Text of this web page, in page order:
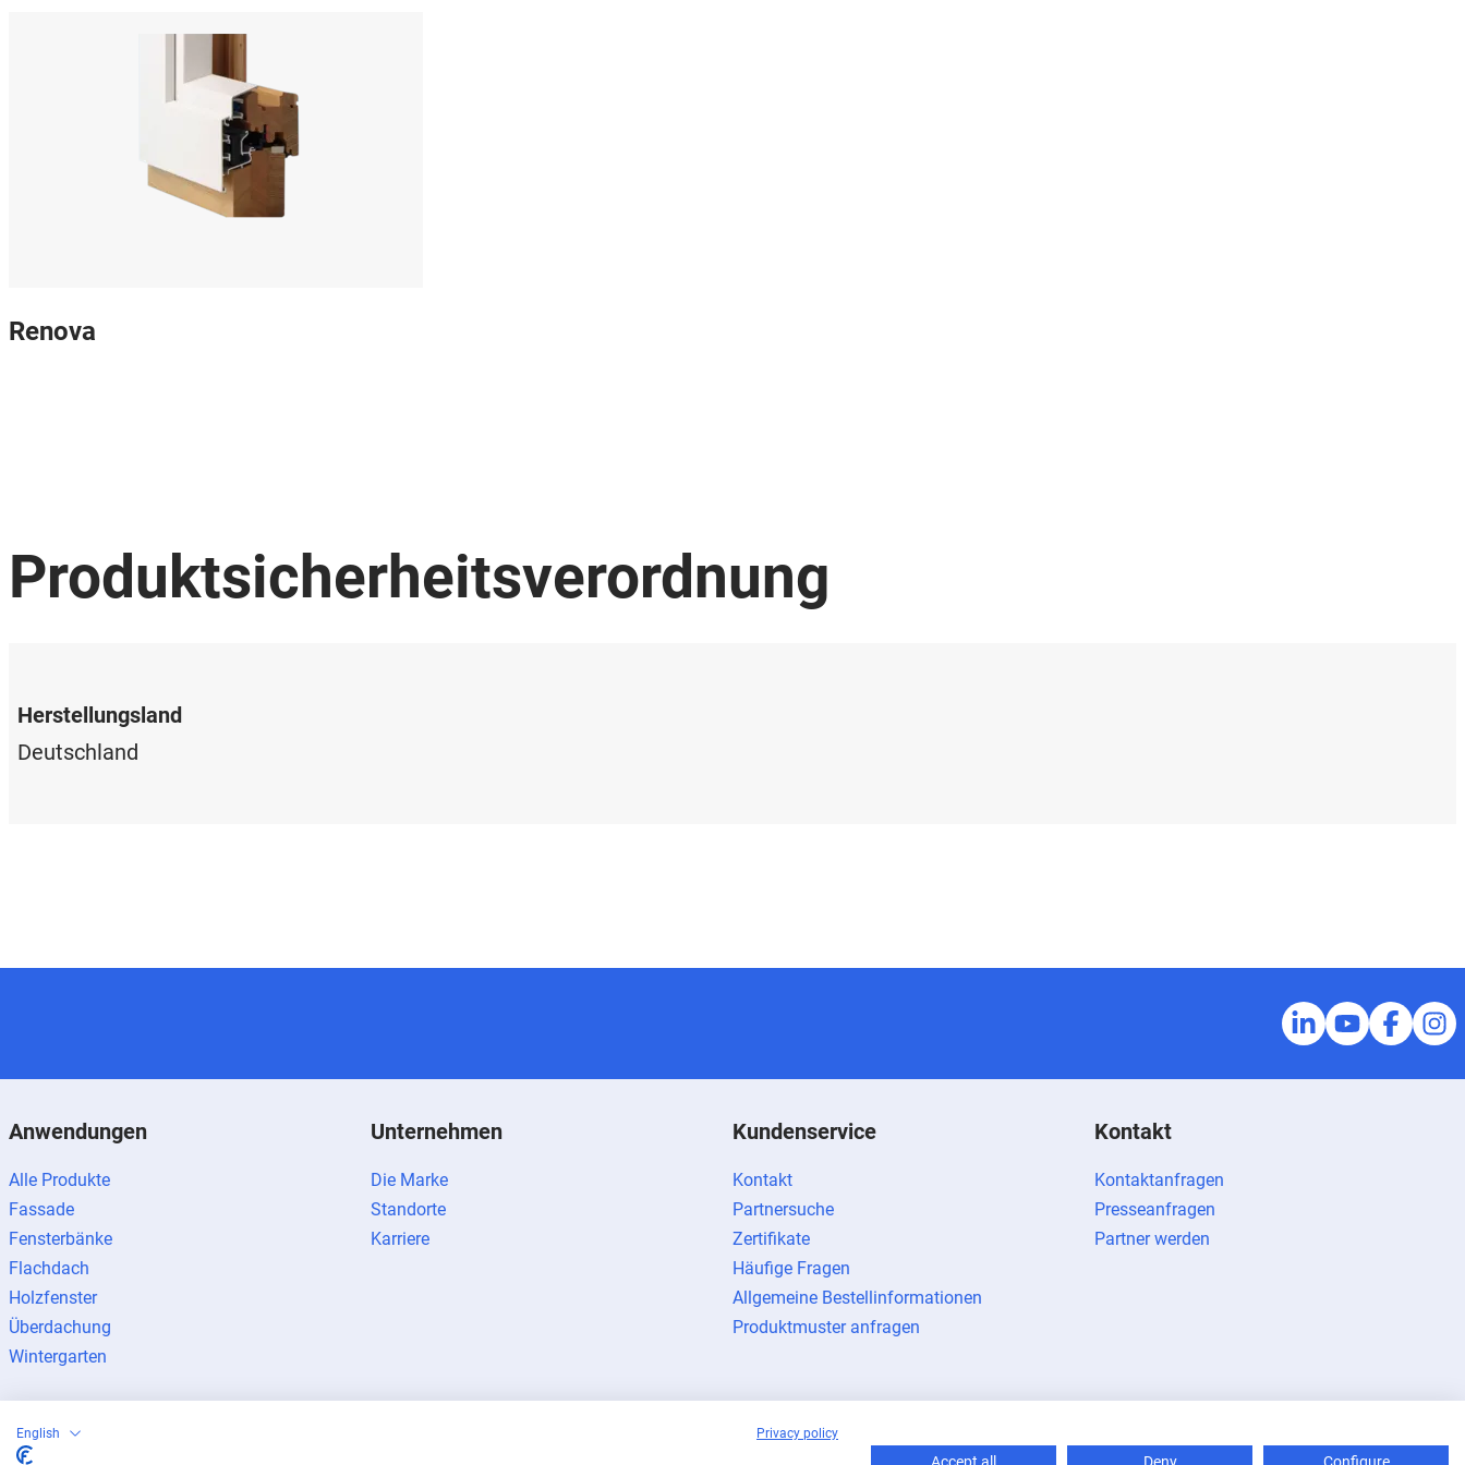
Renova
Produktsicherheitsverordnung
Herstellungsland
Deutschland
Anwendungen
Alle Produkte
Fassade
Fensterbänke
Flachdach
Holzfenster
Überdachung
Wintergarten
Unternehmen
Die Marke
Standorte
Karriere
Kundenservice
Kontakt
Partnersuche
Zertifikate
Häufige Fragen
Allgemeine Bestellinformationen
Produktmuster anfragen
Kontakt
Kontaktanfragen
Presseanfragen
Partner werden
English Privacy policy